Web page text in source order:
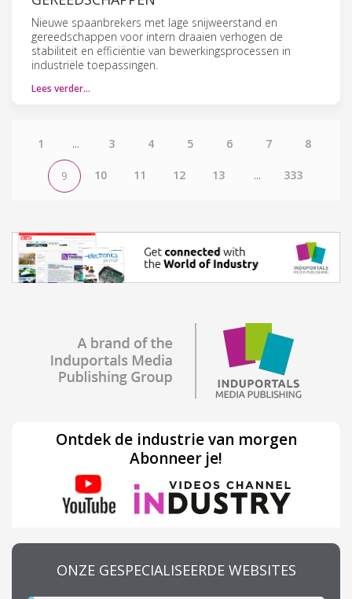
Nieuwe spaanbrekers met lage snijweerstand en
gereedschappen voor intern draaien verhogen de
stabiliteit en efficiëntie van bewerkingsprocessen in
industriële toepassingen.
Lees verder…
1 ... 3 4 5 6 7 8
9 10 11 12 13 ... 333
Ontdek de industrie van morgen
Abonneer je!
ONZE GESPECIALISEERDE WEBSITES